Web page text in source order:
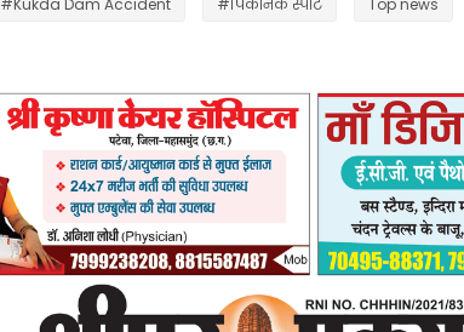
#Kukda Dam Accident #पिकनिक स्पॉट Top news